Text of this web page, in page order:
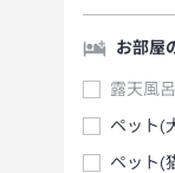
お部屋
露天風
ペット(
ペット(